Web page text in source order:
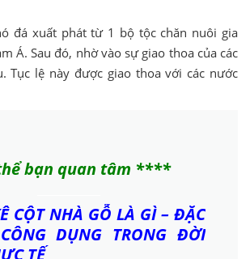
đá xuất phát từ 1 bộ tộc chăn nuôi gia
Á. Sau đó, nhờ vào sự giao thoa của các
Tục lệ này được giao thoa với các nước
bạn quan tâm ****
CỘT NHÀ GỖ LÀ GÌ – ĐẶC
DỤNG TRONG ĐỜI
TẾ